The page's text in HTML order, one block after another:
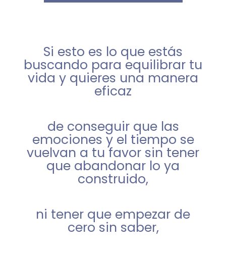
Si esto es lo que estás
buscando para equilibrar tu
vida y quieres una manera
eficaz
de conseguir que las
emociones y el tiempo se
vuelvan a tu favor sin tener
que abandonar lo ya
construido,
ni tener que empezar de
cero sin saber,